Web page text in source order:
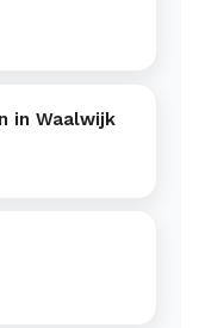
in Waalwijk